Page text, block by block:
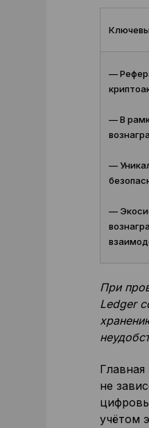
—
— В
—
—
При
Ledger
не
учётом